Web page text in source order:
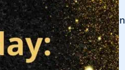
bestellen
van producten en vissen